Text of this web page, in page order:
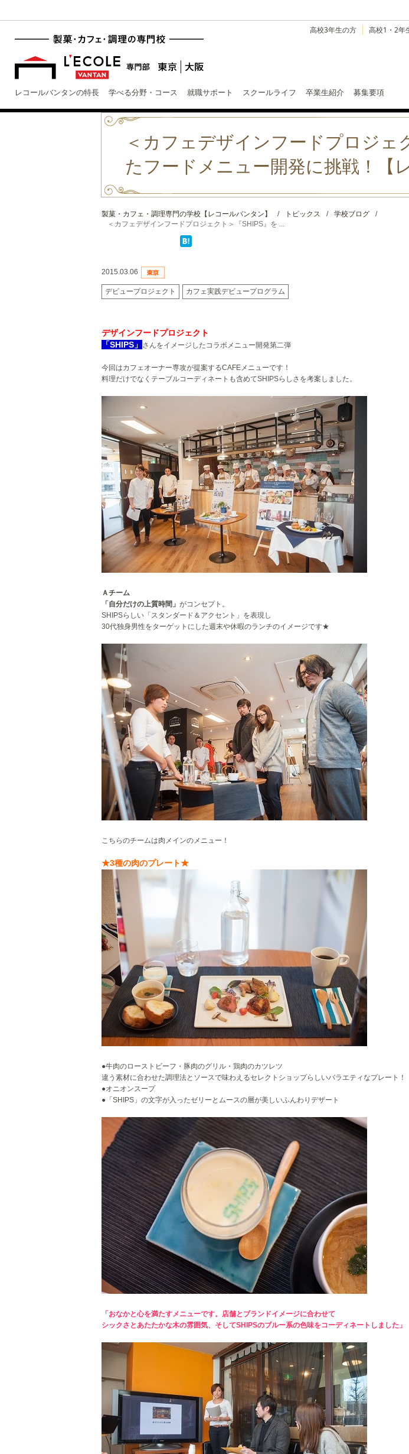
高校3年生の方 高校1・2年
レコールバンタンの特長 学べる分野・コース 就職サポート スクールライフ 卒業生紹介 募集要項
＜カフェデザインフードプロジェ
たフードメニュー開発に挑戦！
製菓・カフェ・調理専門の学校【レコールバンタン】 / トピックス / 学校ブログ
/
＜カフェデザインフードプロジェクト＞『SHIPS』を ...
2015.03.06
デビュープロジェクト カフェ実践デビュープログラム
デザインフードプロジェクト
「SHIPS」 さんをイメージしたコラボメニュー開発第二弾
今回はカフェオーナー専攻が提案するCAFEメニューです！
料理だけでなくテーブルコーディネートも含めてSHIPSらしさを考案しました。
Ａチーム
「自分だけの上質時間」 がコンセプト。
SHIPSらしい「スタンダード＆アクセント」を表現し
30代独身男性をターゲットにした週末や休暇のランチのイメージです★
こちらのチームは肉メインのメニュー！
★3種の肉のプレート★
●牛肉のローストビーフ・豚肉のグリル・鶏肉のカツレツ
違う素材に合わせた調理法とソースで味わえるセレクトショップらしいバラエティなプレート！
●オニオンスープ
●「SHIPS」の文字が入ったゼリーとムースの層が美しいふんわりデザート
「おなかと心を満たすメニューです。店舗とブランドイメージに合わせて
シックさとあたたかな木の雰囲気、そしてSHIPSのブルー系の色味をコーディネートしました」